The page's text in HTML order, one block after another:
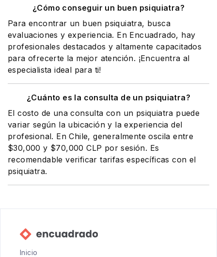
¿Cómo conseguir un buen psiquiatra?
Para encontrar un buen psiquiatra, busca
evaluaciones y experiencia. En Encuadrado, hay
profesionales destacados y altamente capacitados
para ofrecerte la mejor atención. ¡Encuentra al
especialista ideal para ti!
¿Cuánto es la consulta de un psiquiatra?
El costo de una consulta con un psiquiatra puede
variar según la ubicación y la experiencia del
profesional. En Chile, generalmente oscila entre
$30,000 y $70,000 CLP por sesión. Es
recomendable verificar tarifas específicas con el
psiquiatra.
Inicio